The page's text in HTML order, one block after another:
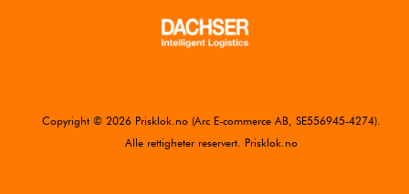
Copyright © 2026 Prisklok.no (Arc E-commerce AB, SE556945-4274).
Alle rettigheter reservert. Prisklok.no